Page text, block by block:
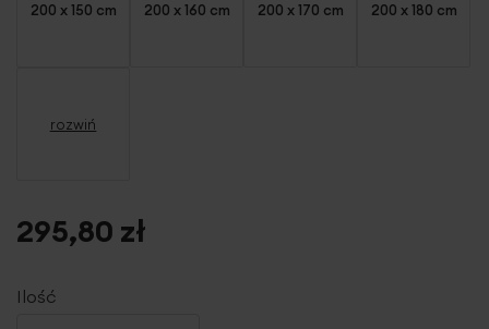
200 x 150 cm 200 x 160 cm 200 x 170 cm 200 x 180 cm
rozwiń
Ilość
295,80 zł